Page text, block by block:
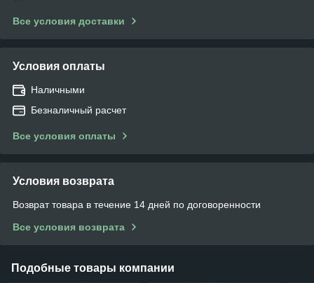
Все условия доставки
Условия оплаты
Наличными
Безналичный расчет
Все условия оплаты
Условия возврата
Возврат товара в течение 14 дней по договоренности
Все условия возврата
Подобные товары компании